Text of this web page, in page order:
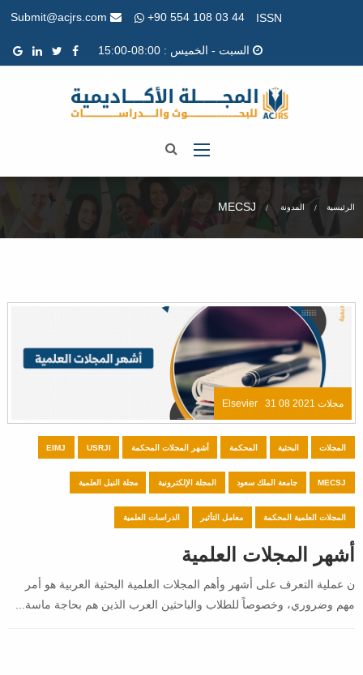
ISSN
+90 554 108 03 44
السبت - الخميس : 08:00-15:00
الرئيسية المدونة MECSJ
مجلات Elsevier 31 08 2021
المجلات البحثية المحكمة أشهر المجلات المحكمة USRJI
EIMJ
MECSJ جامعة الملك سعود المجلة الإلكترونية مجلة النيل العلمية
المجلات العلمية المحكمة معامل التأثير الدراسات العلمية
أشهر المجلات العلمية
ن عملية التعرف على أشهر وأهم المجلات العلمية البحثية العربية هو أمر
مهم وضروري، وخصوصاً للطلاب والباحثين العرب الذين هم بحاجة ماسة...